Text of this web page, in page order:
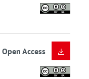
Open Access